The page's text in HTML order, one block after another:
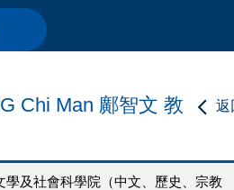
返
Chi Man 鄺智文 教
學及社會科學院（中文、歷史、宗教